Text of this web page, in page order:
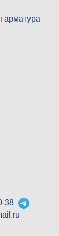
арматура
38